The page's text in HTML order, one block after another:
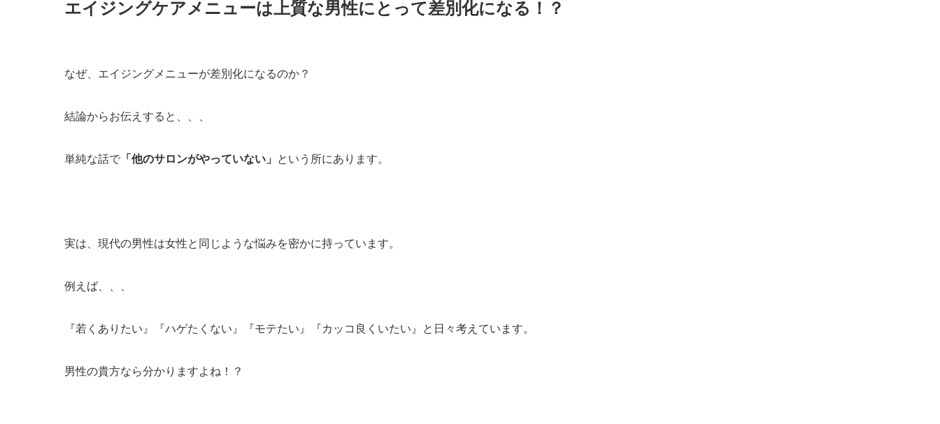
エイジングケアメニューは上質な男性にとって差別化になる！？
なぜ、エイジングメニューが差別化になるのか？
結論からお伝えすると、、、
単純な話で 「他のサロンがやっていない」 という所にあります。
実は、現代の男性は女性と同じような悩みを密かに持っています。
例えば、、、
『若くありたい』『ハゲたくない』『モテたい』『カッコ良くいたい』と日々考えています。
男性の貴方なら分かりますよね！？